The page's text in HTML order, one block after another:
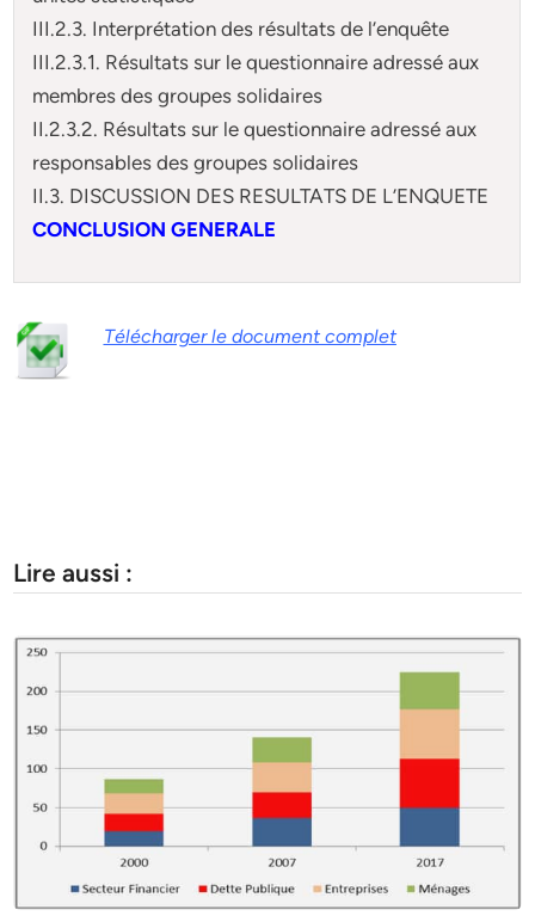
III.2.3. Interprétation des résultats de l’enquête
III.2.3.1. Résultats sur le questionnaire adressé aux
membres des groupes solidaires
II.2.3.2. Résultats sur le questionnaire adressé aux
responsables des groupes solidaires
II.3. DISCUSSION DES RESULTATS DE L’ENQUETE
CONCLUSION GENERALE
Télécharger le document complet
Lire aussi :